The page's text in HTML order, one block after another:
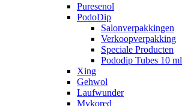
Puresenol
PodoDip
Salonverpakkingen
Verkoopverpakking
Speciale Producten
Pododip Tubes 10 ml
Xing
Gehwol
Laufwunder
Mykored